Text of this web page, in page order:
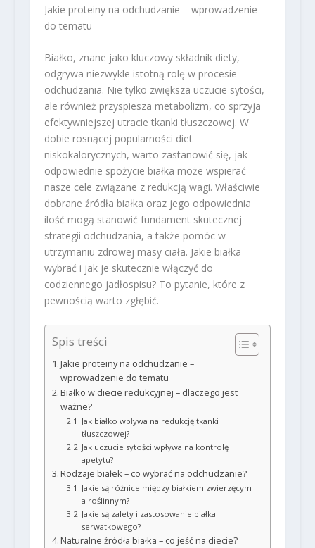
Jakie proteiny na odchudzanie – wprowadzenie
do tematu
Białko, znane jako kluczowy składnik diety,
odgrywa niezwykle istotną rolę w procesie
odchudzania. Nie tylko zwiększa uczucie sytości,
ale również przyspiesza metabolizm, co sprzyja
efektywniejszej utracie tkanki tłuszczowej. W
dobie rosnącej popularności diet
niskokalorycznych, warto zastanowić się, jak
odpowiednie spożycie białka może wspierać
nasze cele związane z redukcją wagi. Właściwie
dobrane źródła białka oraz jego odpowiednia
ilość mogą stanowić fundament skutecznej
strategii odchudzania, a także pomóc w
utrzymaniu zdrowej masy ciała. Jakie białka
wybrać i jak je skutecznie włączyć do
codziennego jadłospisu? To pytanie, które z
pewnością warto zgłębić.
Spis treści
Jakie proteiny na odchudzanie –
wprowadzenie do tematu
Białko w diecie redukcyjnej – dlaczego jest
ważne?
Jak białko wpływa na redukcję tkanki
tłuszczowej?
Jak uczucie sytości wpływa na kontrolę
apetytu?
Rodzaje białek – co wybrać na odchudzanie?
Jakie są różnice między białkiem zwierzęcym
a roślinnym?
Jakie są zalety i zastosowanie białka
serwatkowego?
Naturalne źródła białka – co jeść na diecie?